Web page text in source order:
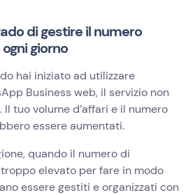
di gestire il numero
giorno
hai iniziato ad utilizzare
Business web, il servizio non
tuo volume d’affari e il numero
essere aumentati.
quando il numero di
elevato per fare in modo
essere gestiti e organizzati con